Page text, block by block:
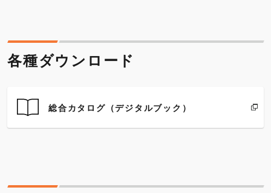
各種ダウンロード
総合カタログ（デジタルブック）